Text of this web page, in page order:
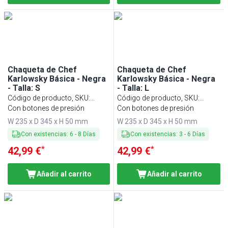
Chaqueta de Chef
Karlowsky Básica - Negra
- Talla: S
Código de producto, SKU:
KJBSK2S
Con botones de presión
W 235 x D 345 x H 50 mm
Con existencias: 6 - 8 Días
42,99 €*
Añadir al carrito
Chaqueta de Chef
Karlowsky Básica - Negra
- Talla: L
Código de producto, SKU:
KJBLK2S
Con botones de presión
W 235 x D 345 x H 50 mm
Con existencias: 3 - 6 Días
42,99 €*
Añadir al carrito